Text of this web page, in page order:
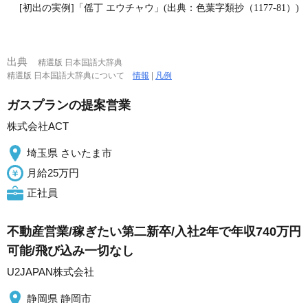
[初出の実例]「傜丁 エウチャウ」(出典：色葉字類抄（1177‐81）)
出典
精選版 日本国語大辞典
精選版 日本国語大辞典について情報 凡例
ガスプランの提案営業
株式会社ACT
埼玉県 さいたま市
月給25万円
正社員
不動産営業/稼ぎたい第二新卒/入社2年で年収740万円
可能/飛び込み一切なし
U2JAPAN株式会社
静岡県 静岡市